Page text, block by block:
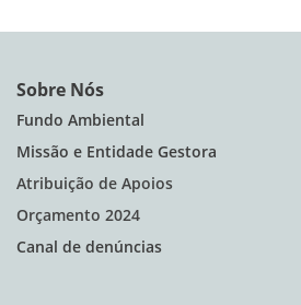
Sobre Nós
Fundo Ambiental
Missão e Entidade Gestora
Atribuição de Apoios
Orçamento 2024
Canal de denúncias